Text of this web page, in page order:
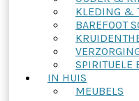
KLEDING &
BAREFOOT
SPIRITUELE
IN HUIS
MEUBELS